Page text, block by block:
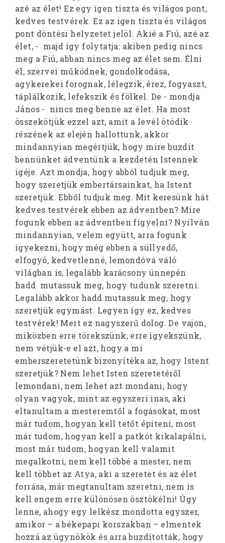
azé az élet! Ez egy igen tiszta és világos pont,
kedves testvérek. Ez az igen tiszta és világos
pont döntési helyzetet jelöl. Akié a Fiú, azé az
élet, - majd így folytatja: akiben pedig nincs
meg a Fiú, abban nincs meg az élet sem. Élni
él, szervei működnek, gondolkodása,
agykerekei forognak, lélegzik, érez, fogyaszt,
táplálkozik, lefekszik és fölkel. De - mondja
János - nincs meg benne az élet. Ha most
összekötjük ezzel azt, amit a levél ötödik
részének az elején hallottunk, akkor
mindannyian megértjük, hogy mire buzdít
bennünket ádventünk a kezdetén Istennek
igéje. Azt mondja, hogy abból tudjuk meg,
hogy szeretjük embertársainkat, ha Istent
szeretjük. Ebből tudjuk meg. Mit keresünk hát
kedves testvérek ebben az ádventben? Mire
fogunk ebben az ádventben figyelni? Nyilván
mindannyian, velem együtt, arra fogunk
igyekezni, hogy még ebben a süllyedő,
elfogyó, kedvetlenné, lemondóvá váló
világban is, legalább karácsony ünnepén
hadd mutassuk meg, hogy tudunk szeretni.
Legalább akkor hadd mutassuk meg, hogy
szeretjük egymást. Legyen így ez, kedves
testvérek! Mert ez nagyszerű dolog. De vajon,
miközben erre törekszünk, erre igyekszünk,
nem vétjük-e el azt, hogy a mi
emberszeretetünk bizonyítéka az, hogy Istent
szeretjük? Nem lehet Isten szeretetéről
lemondani, nem lehet azt mondani, hogy
olyan vagyok, mint az egyszeri inas, aki
eltanultam a mesteremtől a fogásokat, most
már tudom, hogyan kell tetőt építeni, most
már tudom, hogyan kell a patkót kikalapálni,
most már tudom, hogyan kell valamit
megalkotni, nem kell többé a mester, nem
kell többet az Atya, aki a szeretet és az élet
forrása, már megtanultam szeretni, nem is
kell engem erre különösen ösztökélni! Úgy
lenne, ahogy egy lelkész mondotta egyszer,
amikor – a békepapi korszakban – elmentek
hozzá az ügynökök és arra buzdították, hogy